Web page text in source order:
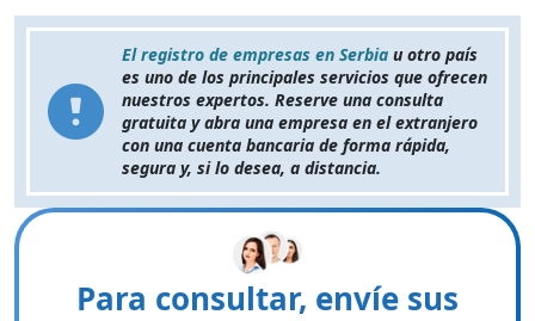
El registro de empresas en Serbia u otro país
es uno de los principales servicios que ofrecen
nuestros expertos. Reserve una consulta
gratuita y abra una empresa en el extranjero
con una cuenta bancaria de forma rápida,
segura y, si lo desea, a distancia.
Para consultar, envíe sus